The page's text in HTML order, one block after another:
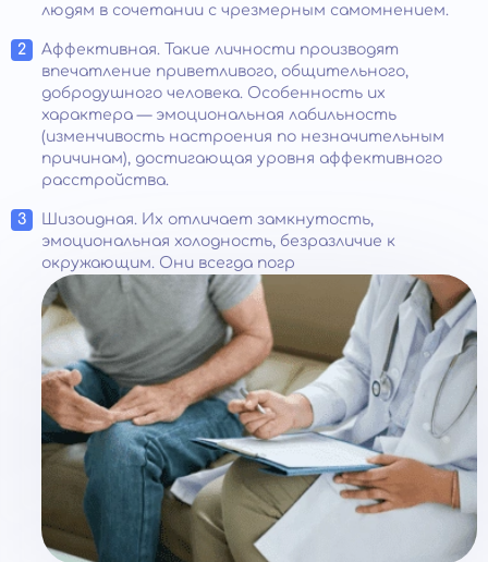
людям в сочетании с чрезмерным самомнением.
Аффективная. Такие личности производят
впечатление приветливого, общительного,
добродушного человека. Особенность их
характера — эмоциональная лабильность
(изменчивость настроения по незначительным
причинам), достигающая уровня аффективного
расстройства.
Шизоидная. Их отличает замкнутость,
эмоциональная холодность, безразличие к
окружающим. Они всегда погр